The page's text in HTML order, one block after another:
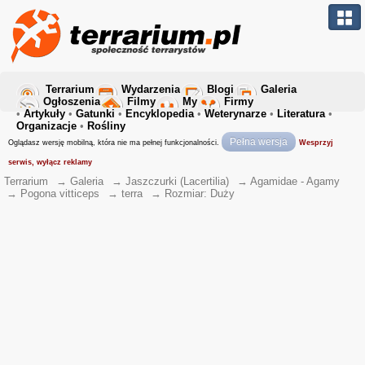
Terrarium Wydarzenia Blogi
Galeria
Ogłoszenia
Filmy My
Firmy
• Artykuły • Gatunki • Encyklopedia• Weterynarze • Literatura•
Organizacje • Rośliny
Oglądasz wersję mobilną, która nie ma pełnej funkcjonalności. Pełna wersja Wesprzyj
serwis, wyłącz reklamy
Terrarium → Galeria → Jaszczurki (Lacertilia) → Agamidae - Agamy
→ Pogona vitticeps → terra → Rozmiar: Duży